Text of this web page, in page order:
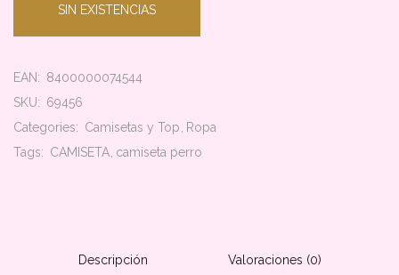
SIN EXISTENCIAS
EAN: 8400000074544
SKU: 69456
Categories: Camisetas y Top
Ropa
Tags: CAMISETA camiseta perro
Descripción Valoraciones (0)